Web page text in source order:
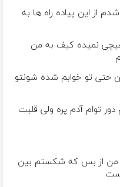
از این پیاده راه ها به
نمیده کیف به من
حتی تو خوابم شده شونتو
توام آدم پره ولی قلبت
من از بس كه شكستم بین